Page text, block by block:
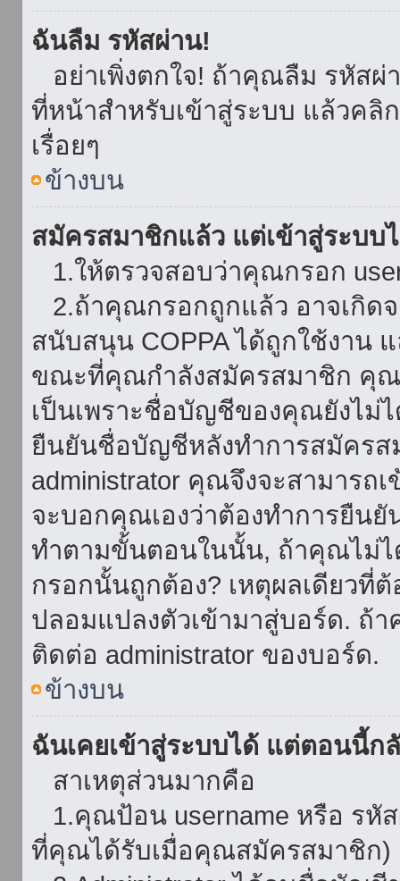
ฉันลืม รหัสผ่าน!
อย่าเพิ่งตกใจ! ถ้าคุณลืม รหัสผ่
ที่หน้าสำหรับเข้าสู่ระบบ แล้วค
เรื่อยๆ
ข้างบน
สมัครสมาชิกแล้ว แต่เข้าสู่ระบบ
1.ให้ตรวจสอบว่าคุณกรอก
2.ถ้าคุณกรอกถูกแล้ว อาจเกิด
สนับสนุน COPPA ได้ถูกใช้งาน
ขณะที่คุณกำลังสมัครสมาชิก คุ
เป็นเพราะชื่อบัญชีของคุณยังไม่
ยืนยันชื่อบัญชีหลังทำการสมัครส
administrator คุณจึงจะสามาร
จะบอกคุณเองว่าต้องทำการยืน
ทำตามขั้นตอนในนั้น, ถ้าคุณไม่
กรอกนั้นถูกต้อง? เหตุผลเดียวที่
ปลอมแปลงตัวเข้ามาสู่บอร์ด. ถ้
ติดต่อ administrator ของบอร์ด.
ข้างบน
ฉันเคยเข้าสู่ระบบได้ แต่ตอนนี้ก
สาเหตุส่วนมากคือ
1.คุณป้อน username หรือ รหั
ที่คุณได้รับเมื่อคุณสมัครสมาชิก)